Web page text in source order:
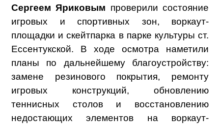
Сергеем Яриковым проверили состояние
игровых и спортивных зон, воркаут-
площадки и скейтпарка в парке культуры ст.
Ессентукской. В ходе осмотра наметили
планы по дальнейшему благоустройству:
замене резинового покрытия, ремонту
игровых конструкций, обновлению
теннисных столов и восстановлению
недостающих элементов на воркаут-